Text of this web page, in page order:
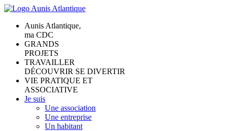
Aunis Atlantique,
ma CDC
GRANDS
PROJETS
TRAVAILLER
DÉCOUVRIR SE DIVERTIR
VIE PRATIQUE ET
ASSOCIATIVE
Je suis
Une association
Une entreprise
Un habitant